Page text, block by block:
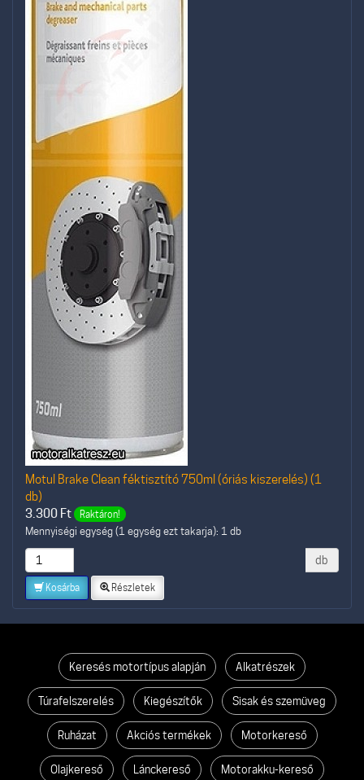
Motul Brake Clean féktisztító 750ml (óriás kiszerelés) (1
db)
3.300 Ft Raktáron!
Mennyiségi egység (1 egység ezt takarja): 1 db
db
Kosárba Részletek
Keresés motortípus alapján Alkatrészek
Túrafelszerelés Kiegészítők Sisak és szemüveg
Ruházat Akciós termékek Motorkereső
Olajkereső Lánckereső Motorakku-kereső